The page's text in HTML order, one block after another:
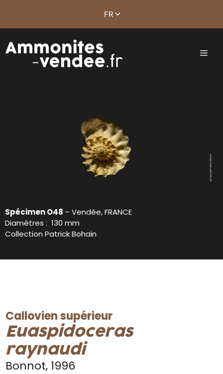
Spécimen O48 – Vendée, FRANCE
Diamètres : 130 mm
Collection Patrick Bohain
Callovien supérieur
Euaspidoceras
raynaudi
Bonnot, 1996